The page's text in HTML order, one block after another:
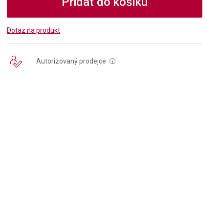
Dotaz na produkt
Autorizovaný prodejce i